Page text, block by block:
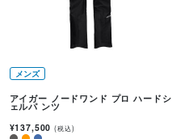
メンズ
アイガー ノードワンド プロ ハードシ
ェルパ ンツ
¥137,500(税込)